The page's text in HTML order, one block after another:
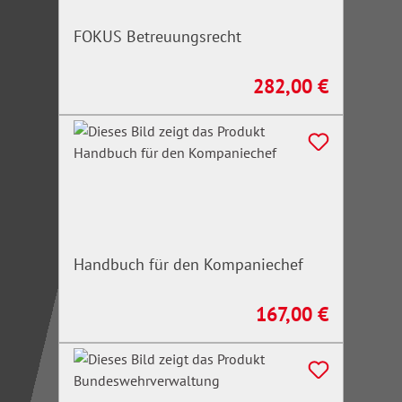
FOKUS Betreuungsrecht
Regulärer Preis:
282,00 €
Handbuch für den Kompaniechef
Regulärer Preis:
167,00 €